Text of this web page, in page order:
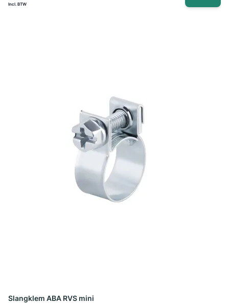
Slangklem ABA RVS mini